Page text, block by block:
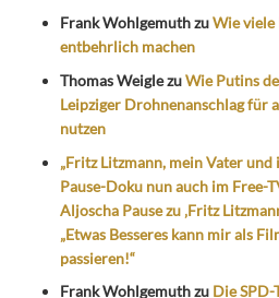
Frank WohlgemuthzuWie viele
entbehrlich machen
Thomas WeiglezuWie Putins
Leipziger Drohnenanschlag für
nutzen
„Fritz Litzmann, mein Vater und
Pause-Doku nun auch im Free-
Aljoscha Pause zu ‚Fritz
„Etwas Besseres kann mir als
passieren!“
Frank Wohlgemuthzu Die SPD-